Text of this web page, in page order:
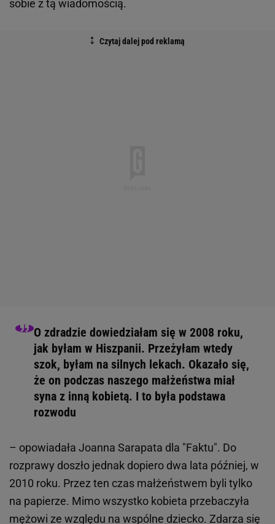
sobie z tą wiadomością.
O zdradzie dowiedziałam się w 2008 roku,
jak byłam w Hiszpanii. Przeżyłam wtedy
szok, byłam na silnych lekach. Okazało się,
że on podczas naszego małżeństwa miał
syna z inną kobietą. I to była podstawa
rozwodu
– opowiadała Joanna Sarapata dla "Faktu". Do
rozprawy doszło jednak dopiero dwa lata później, w
2010 roku. Przez ten czas małżeństwem byli tylko
na papierze. Mimo wszystko kobieta przebaczyła
mężowi ze względu na wspólne dziecko. Zdarza się